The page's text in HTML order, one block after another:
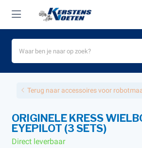
Terug naar accessoires voor
ORIGINELE KRESS
EYEPILOT (3 SETS)
Direct leverbaar